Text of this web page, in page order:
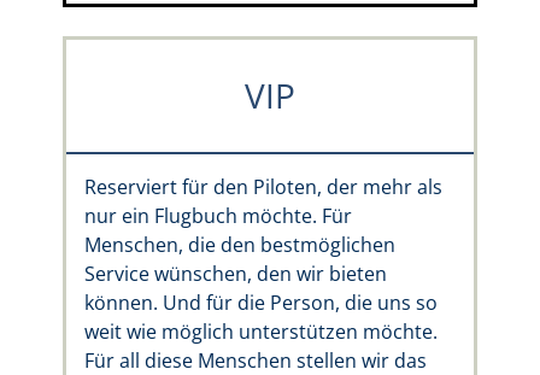
VIP
Reserviert für den Piloten, der mehr als
nur ein Flugbuch möchte. Für
Menschen, die den bestmöglichen
Service wünschen, den wir bieten
können. Und für die Person, die uns so
weit wie möglich unterstützen möchte.
Für all diese Menschen stellen wir das